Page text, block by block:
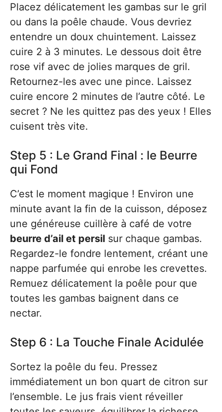
Placez délicatement les gambas sur le gril
ou dans la poêle chaude. Vous devriez
entendre un doux chuintement. Laissez
cuire 2 à 3 minutes. Le dessous doit être
rose vif avec de jolies marques de gril.
Retournez-les avec une pince. Laissez
cuire encore 2 minutes de l’autre côté. Le
secret ? Ne les quittez pas des yeux ! Elles
cuisent très vite.
Step 5 : Le Grand Final : le Beurre
qui Fond
C’est le moment magique ! Environ une
minute avant la fin de la cuisson, déposez
une généreuse cuillère à café de votre
beurre d’ail et persil sur chaque gambas.
Regardez-le fondre lentement, créant une
nappe parfumée qui enrobe les crevettes.
Remuez délicatement la poêle pour que
toutes les gambas baignent dans ce
nectar.
Step 6 : La Touche Finale Acidulée
Sortez la poêle du feu. Pressez
immédiatement un bon quart de citron sur
l’ensemble. Le jus frais vient réveiller